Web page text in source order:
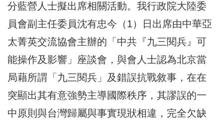
分藍營人士擬出席相關活動。我行政院大陸委
員會副主任委員沈有忠今（1）日出席由中華亞
太菁英交流協會主辦的「中共『九三閱兵』可
能操作及影響」座談會，與會人士認為北京當
局藉所謂「九三閱兵」及錯誤抗戰敘事，在在
突顯出其有意強勢主導國際秩序，其謬誤的一
中原則與台灣歸屬與事實現狀相違，完全欠缺